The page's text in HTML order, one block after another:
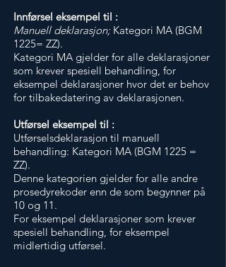
Innførsel eksempel til :
Manuell deklarasjon;Kategori MA (BGM
1225= ZZ).
Kategori MA gjelder for alle deklarasjoner
som krever spesiell behandling, for
eksempel deklarasjoner hvor det er behov
for tilbakedatering av deklarasjonen.
Utførsel eksempel til :
Utførselsdeklarasjon til manuell
behandling: Kategori MA (BGM 1225 =
ZZ).
Denne kategorien gjelder for alle andre
prosedyrekoder enn de som begynner på
10 og 11.
For eksempel deklarasjoner som krever
spesiell behandling, for eksempel
midlertidig utførsel.